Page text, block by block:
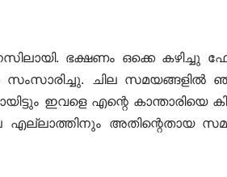
ഭക്ഷണം ഒക്കെ
സംസാരിച്ചു. ചില
ഇവളെ എന്റെ കാന്താരിയെ
എല്ലാത്തിനും അതിന്റെതായ